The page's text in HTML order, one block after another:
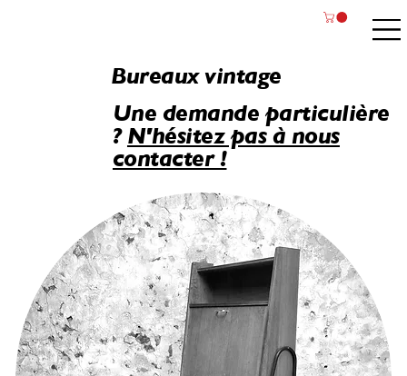
Bureaux vintage
Une demande particulière
? N'hésitez pas à nous
contacter !